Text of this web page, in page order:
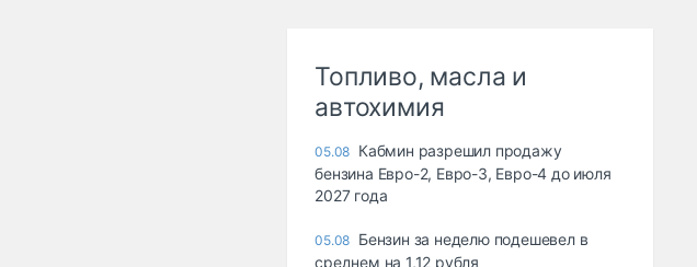
Топливо, масла и
автохимия
05.08 Кабмин разрешил продажу
бензина Евро-2, Евро-3, Евро-4 до июля
2027 года
05.08 Бензин за неделю подешевел в
среднем на 1,12 рубля